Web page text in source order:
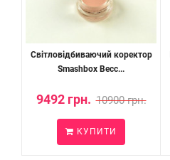
Світловідбиваючий коректор
Smashbox Becc...
9492 грн. 10900 грн.
КУПИТИ